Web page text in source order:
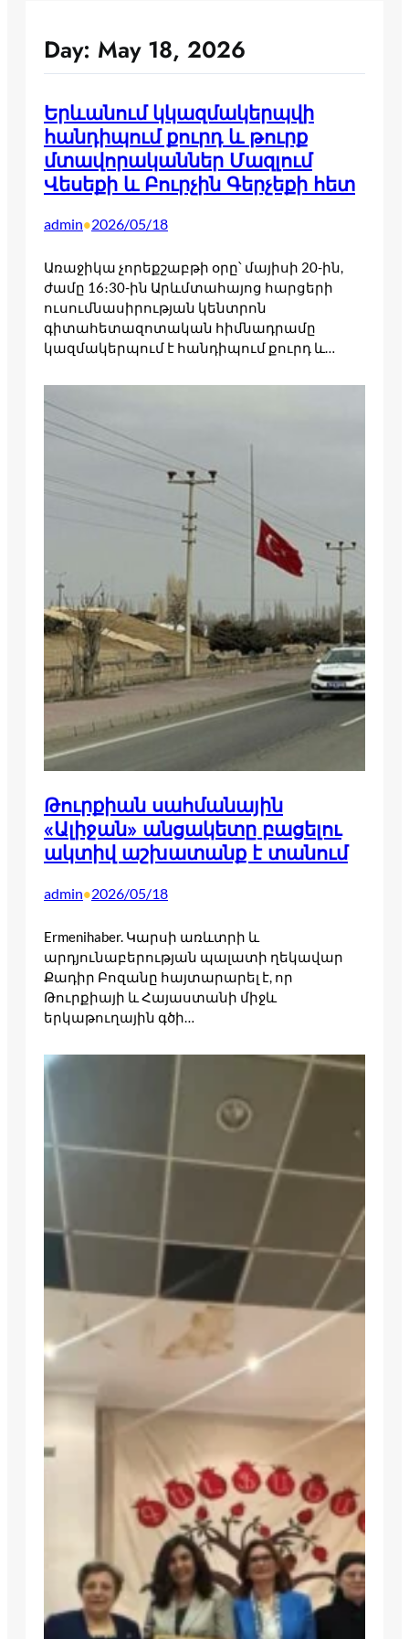
Day: May 18, 2026
Երևանում կկազմակերպվի
հանդիպում քուրդ և թուրք
մտավորականներ Մազլում
Վեսեքի և Բուրչին Գերչեքի հետ
admin•2026/05/18
Առաջիկա չորեքշաբթի օրը՝ մայիսի 20-ին,
ժամը 16։30-ին Արևմտահայոց հարցերի
ուսումնասիրության կենտրոն
գիտահետազոտական հիմնադրամը
կազմակերպում է հանդիպում քուրդ և…
Թուրքիան սահմանային
«Ալիջան» անցակետը բացելու
ակտիվ աշխատանք է տանում
admin•2026/05/18
Ermenihaber. Կարսի առևտրի և
արդյունաբերության պալատի ղեկավար
Քադիր Բոզանը հայտարարել է, որ
Թուրքիայի և Հայաստանի միջև
երկաթուղային գծի…